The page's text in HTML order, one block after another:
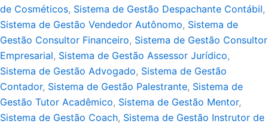
de Cosméticos, Sistema de Gestão Despachante Contábil,
Sistema de Gestão Vendedor Autônomo, Sistema de
Gestão Consultor Financeiro, Sistema de Gestão Consultor
Empresarial, Sistema de Gestão Assessor Jurídico,
Sistema de Gestão Advogado, Sistema de Gestão
Contador, Sistema de Gestão Palestrante, Sistema de
Gestão Tutor Acadêmico, Sistema de Gestão Mentor,
Sistema de Gestão Coach, Sistema de Gestão Instrutor de